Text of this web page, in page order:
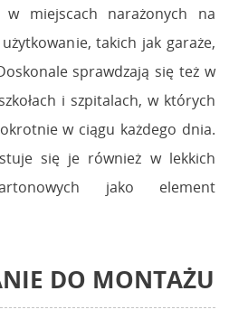
w miejscach narażonych na
takich jak garaże,
sprawdzają się też w
i szpitalach, w których
w ciągu każdego dnia.
się je również w lekkich
jako element
DO MONTAŻU